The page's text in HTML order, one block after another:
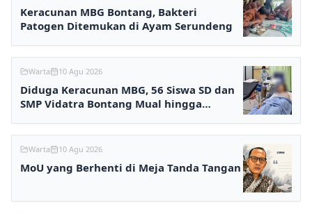
Keracunan MBG Bontang, Bakteri
Patogen Ditemukan di Ayam Serundeng
Warta 10 Agu 2026
Diduga Keracunan MBG, 56 Siswa SD dan
SMP Vidatra Bontang Mual hingga
Warta 10 Agu 2026
MoU yang Berhenti di Meja Tanda Tangan